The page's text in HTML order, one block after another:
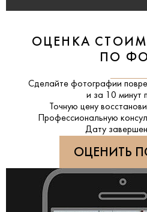
ОЦЕНКА
ПО
Сделайте фотографии
и за
10 минут
Точную цену
Профессиональную
Дату
ОЦЕНИТЬ